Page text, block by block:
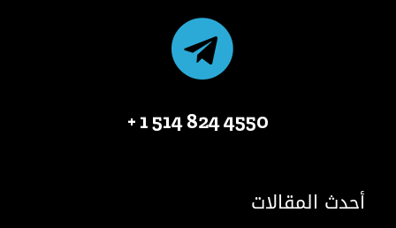
4550 824 514 1 +
أحدث المقالات